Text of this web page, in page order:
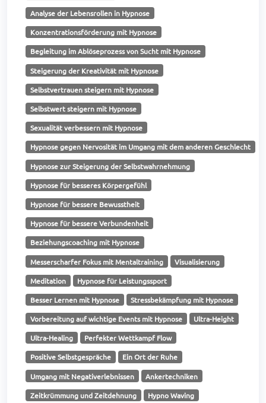
Analyse der Lebensrollen in Hypnose
Konzentrationsförderung mit Hypnose
Begleitung im Ablöseprozess von Sucht mit Hypnose
Steigerung der Kreativität mit Hypnose
Selbstvertrauen steigern mit Hypnose
Selbstwert steigern mit Hypnose
Sexualität verbessern mit Hypnose
Hypnose gegen Nervosität im Umgang mit dem anderen Geschlecht
Hypnose zur Steigerung der Selbstwahrnehmung
Hypnose für besseres Körpergefühl
Hypnose für bessere Bewusstheit
Hypnose für bessere Verbundenheit
Beziehungscoaching mit Hypnose
Messerscharfer Fokus mit Mentaltraining Visualisierung
Meditation Hypnose für Leistungssport
Besser Lernen mit Hypnose Stressbekämpfung mit Hypnose
Vorbereitung auf wichtige Events mit Hypnose Ultra-Height
Ultra-Healing Perfekter Wettkampf Flow
Positive Selbstgespräche Ein Ort der Ruhe
Umgang mit Negativerlebnissen Ankertechniken
Zeitkrümmung und Zeitdehnung Hypno Waving